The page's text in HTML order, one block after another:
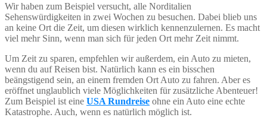
Wir haben zum Beispiel versucht, alle Norditalien
Sehenswürdigkeiten in zwei Wochen zu besuchen. Dabei blieb uns
an keine Ort die Zeit, um diesen wirklich kennenzulernen. Es macht
viel mehr Sinn, wenn man sich für jeden Ort mehr Zeit nimmt.
Um Zeit zu sparen, empfehlen wir außerdem, ein Auto zu mieten,
wenn du auf Reisen bist. Natürlich kann es ein bisschen
beängstigend sein, an einem fremden Ort Auto zu fahren. Aber es
eröffnet unglaublich viele Möglichkeiten für zusätzliche Abenteuer!
Zum Beispiel ist eine USA Rundreise ohne ein Auto eine echte
Katastrophe. Auch, wenn es natürlich möglich ist.